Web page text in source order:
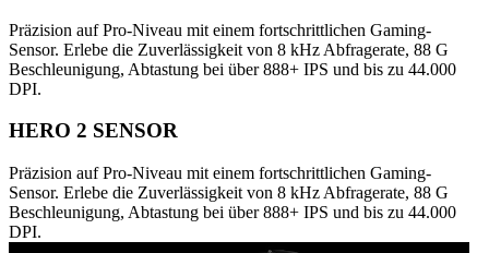
Präzision auf Pro-Niveau mit einem fortschrittlichen Gaming-
Sensor. Erlebe die Zuverlässigkeit von 8 kHz Abfragerate, 88 G
Beschleunigung, Abtastung bei über 888+ IPS und bis zu 44.000
DPI.
HERO 2 SENSOR
Präzision auf Pro-Niveau mit einem fortschrittlichen Gaming-
Sensor. Erlebe die Zuverlässigkeit von 8 kHz Abfragerate, 88 G
Beschleunigung, Abtastung bei über 888+ IPS und bis zu 44.000
DPI.